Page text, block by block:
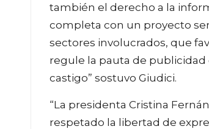
también el derecho a la
completa con un proyecto
sectores involucrados, que
regule la pauta de
castigo” sostuvo Giudici.
“La presidenta Cristina
respetado la libertad de